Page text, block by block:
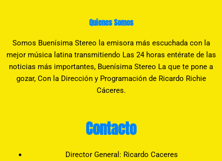
Quienes Somos
Somos Buenísima Stereo la emisora más escuchada con la
mejor música latina transmitiendo Las 24 horas entérate de las
noticias más importantes, Buenísima Stereo La que te pone a
gozar, Con la Dirección y Programación de Ricardo Richie
Cáceres.
Contacto
Director General: Ricardo Caceres